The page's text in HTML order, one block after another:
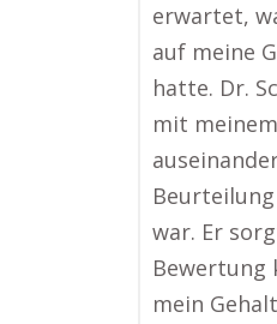
erwartet,
auf meine
hatte. Dr.
mit
war. Er
Bewertung
mein